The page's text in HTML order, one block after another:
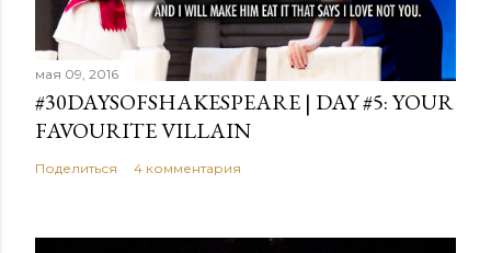
мая 09, 2016
#30DAYSOFSHAKESPEARE | DAY #5: YOUR
FAVOURITE VILLAIN
Поделиться 4 комментария